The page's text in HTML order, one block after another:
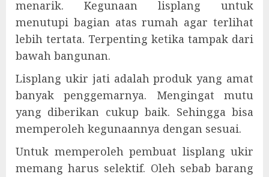
menarik. Kegunaan lisplang untuk
menutupi bagian atas rumah agar terlihat
lebih tertata. Terpenting ketika tampak dari
bawah bangunan.
Lisplang ukir jati adalah produk yang amat
banyak penggemarnya. Mengingat mutu
yang diberikan cukup baik. Sehingga bisa
memperoleh kegunaannya dengan sesuai.
Untuk memperoleh pembuat lisplang ukir
memang harus selektif. Oleh sebab barang